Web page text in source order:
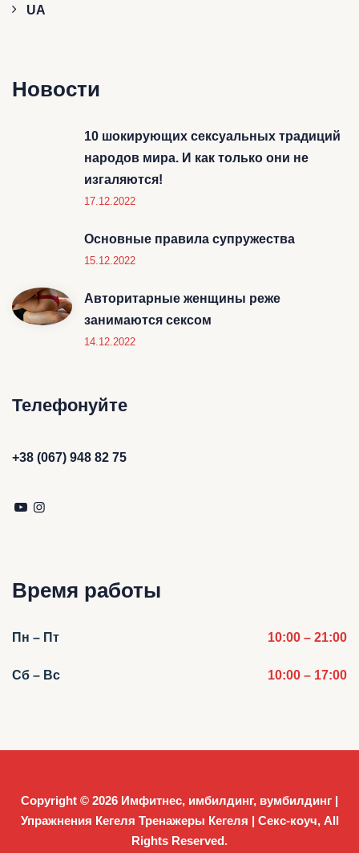
UA
Новости
10 шокирующих сексуальных традиций
народов мира. И как только они не
изгаляются!
17.12.2022
Основные правила супружества
15.12.2022
Авторитарные женщины реже
занимаются сексом
14.12.2022
Телефонуйте
+38 (067) 948 82 75
Время работы
Пн – Пт 10:00 – 21:00
Сб – Вс 10:00 – 17:00
Copyright © 2026 Имфитнес, имбилдинг, вумбилдинг |
Упражнения Кегеля Тренажеры Кегеля | Секс-коуч, All
Rights Reserved.